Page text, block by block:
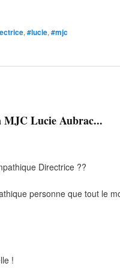
, #lucie, #mjc
MJC Lucie Aubrac...
Directrice ??
personne que tout le
!